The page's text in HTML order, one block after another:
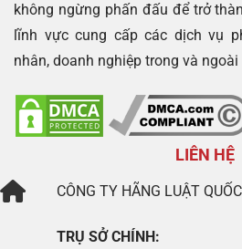
không ngừng phấn đấu để trở
lĩnh vực cung cấp các dịch vụ
nhân, doanh nghiệp trong và ngoài
LIÊN HỆ
CÔNG TY HÃNG LUẬT
TRỤ SỞ CHÍNH: